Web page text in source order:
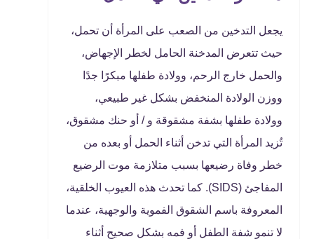
يجعل التدخين من الصعب على المرأة أن تحمل،
حيث تتعرض المدخنة الحامل لخطر الإجهاض،
والحمل خارج الرحم، وولادة طفلها مبكرًا جدًا
ووزن الولادة المنخفض بشكل غير طبيعي،
وولادة طفلها بشفة مشقوقة و / أو حنك مشقوق،
تُزيد المرأة التي تدخن أثناء الحمل أو بعده من
خطر وفاة رضيعها بسبب متلازمة موت الرضيع
المفاجئ (SIDS). كما تحدث هذه العيوب الخلقية،
المعروفة باسم الشقوق الفموية والوجهية، عندما
لا تنمو شفة الطفل أو فمه بشكل صحيح أثناء